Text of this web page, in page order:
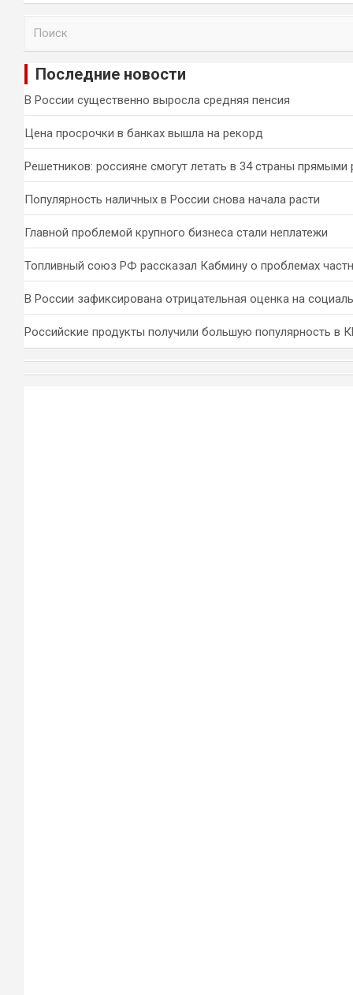
и
Последние новости
В России существенно выросла средняя пенсия
Цена просрочки в банках вышла на рекорд
Решетников: россияне смогут летать в 34 страны прямыми
Популярность наличных в России снова начала расти
Главной проблемой крупного бизнеса стали неплатежи
Топливный союз РФ рассказал Кабмину о проблемах
В России зафиксирована отрицательная оценка на
Российские продукты получили большую популярность в